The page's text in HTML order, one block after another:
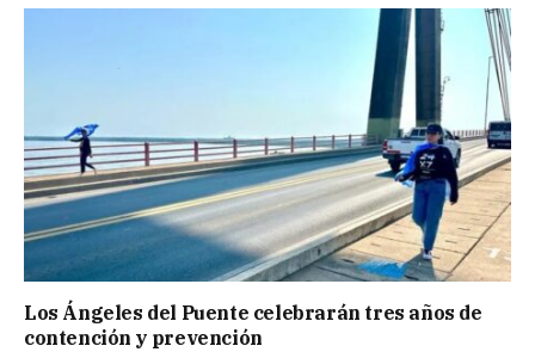
Los Ángeles del Puente celebrarán tres años de
contención y prevención